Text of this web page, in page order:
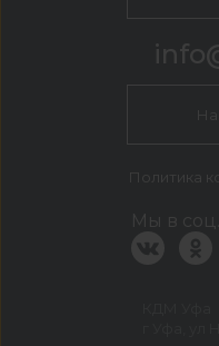
Политика
Мы в соц.